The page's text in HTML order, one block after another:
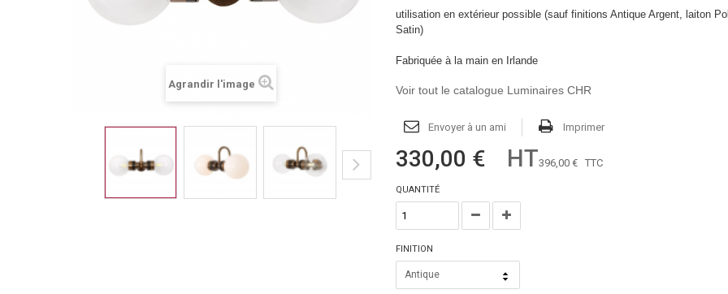
Agrandir l'image
utilisation en extérieur possible (sauf finitions Antique Argent, laiton
Satin)
Fabriquée à la main en Irlande
Voir tout le catalogue Luminaires CHR
Envoyer à un ami Imprimer
330,00 € HT396,00 €TTC
QUANTITÉ
FINITION
Antique